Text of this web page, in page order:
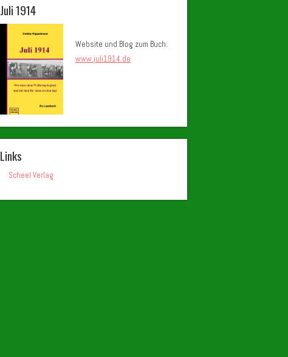
Juli 1914
Website und Blog zum Buch:
www.juli1914.de
Links
Scheel Verlag